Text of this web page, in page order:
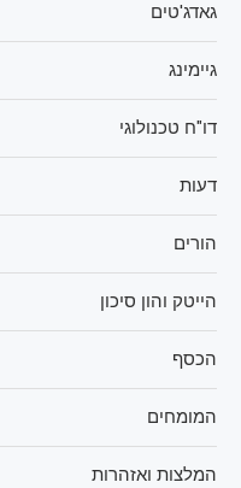
גאדג'טים
גיימינג
דו"ח טכנולוגי
דעות
הורים
הייטק והון סיכון
הכסף
המומחים
המלצות ואזהרות